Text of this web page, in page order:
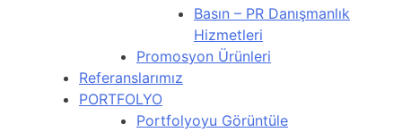
Basın – PR Danışmanlık
Hizmetleri
Promosyon Ürünleri
Referanslarımız
PORTFOLYO
Portfolyoyu Görüntüle